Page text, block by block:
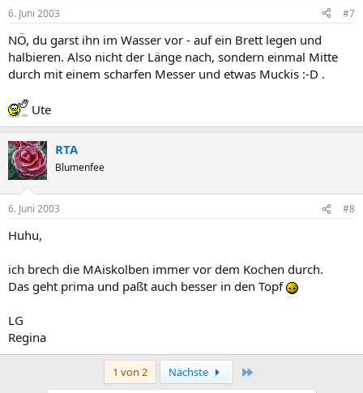
6. Juni 2003 #7
NÖ, du garst ihn im Wasser vor - auf ein Brett legen und
halbieren. Also nicht der Länge nach, sondern einmal Mitte
durch mit einem scharfen Messer und etwas Muckis :-D .
Ute
RTA
Blumenfee
6. Juni 2003 #8
Huhu,
ich brech die MAiskolben immer vor dem Kochen durch.
Das geht prima und paßt auch besser in den Topf
LG
Regina
1 von 2 Nächste